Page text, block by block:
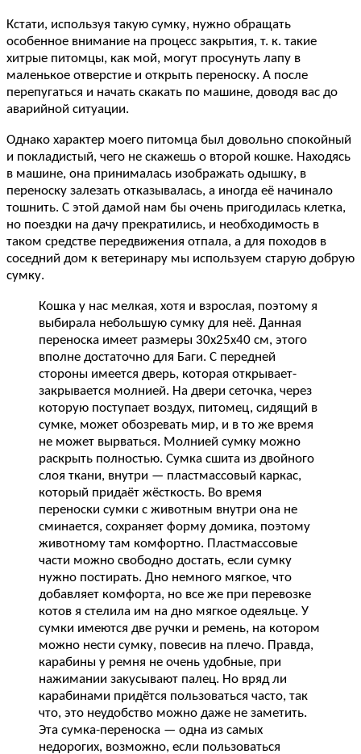
Кстати, используя такую сумку, нужно обращать
особенное внимание на процесс закрытия, т. к. такие
хитрые питомцы, как мой, могут просунуть лапу в
маленькое отверстие и открыть переноску. А после
перепугаться и начать скакать по машине, доводя вас до
аварийной ситуации.
Однако характер моего питомца был довольно спокойный
и покладистый, чего не скажешь о второй кошке. Находясь
в машине, она принималась изображать одышку, в
переноску залезать отказывалась, а иногда её начинало
тошнить. С этой дамой нам бы очень пригодилась клетка,
но поездки на дачу прекратились, и необходимость в
таком средстве передвижения отпала, а для походов в
соседний дом к ветеринару мы используем старую добрую
сумку.
Кошка у нас мелкая, хотя и взрослая, поэтому я
выбирала небольшую сумку для неё. Данная
переноска имеет размеры 30х25х40 см, этого
вполне достаточно для Баги. С передней
стороны имеется дверь, которая открывает-
закрывается молнией. На двери сеточка, через
которую поступает воздух, питомец, сидящий в
сумке, может обозревать мир, и в то же время
не может вырваться. Молнией сумку можно
раскрыть полностью. Сумка сшита из двойного
слоя ткани, внутри — пластмассовый каркас,
который придаёт жёсткость. Во время
переноски сумки с животным внутри она не
сминается, сохраняет форму домика, поэтому
животному там комфортно. Пластмассовые
части можно свободно достать, если сумку
нужно постирать. Дно немного мягкое, что
добавляет комфорта, но все же при перевозке
котов я стелила им на дно мягкое одеяльце. У
сумки имеются две ручки и ремень, на котором
можно нести сумку, повесив на плечо. Правда,
карабины у ремня не очень удобные, при
нажимании закусывают палец. Но вряд ли
карабинами придётся пользоваться часто, так
что, это неудобство можно даже не заметить.
Эта сумка-переноска — одна из самых
недорогих, возможно, если пользоваться